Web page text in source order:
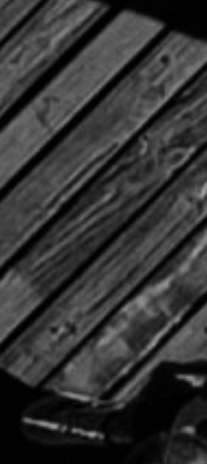
Πώς θα έρθετε
Χάρτης περιοχής
Travel Ioannina
ΣΥΧΝΕΣ ΕΡΩΤΗΣΕΙΣ
Ο ΛΟΓΑΡΙΑΣΜΟΣ ΜΟΥ
BLOG
Νέα
Εκδηλώσεις
Lake Run Magazine
MEDIA
Photo Gallery
Video Gallery